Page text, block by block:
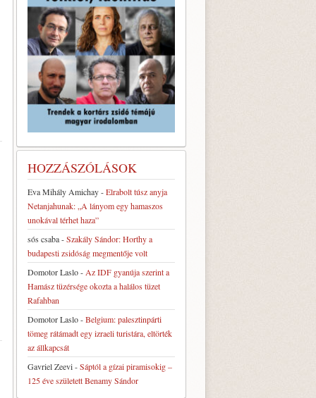
HOZZÁSZÓLÁSOK
Eva Mihály Amichay-Elrabolt túsz anyja
Netanjahunak: „A lányom egy hamaszos
unokával térhet haza”
sós csaba-Szakály Sándor: Horthy a
budapesti zsidóság megmentője volt
Domotor Laslo- Az IDF gyanúja szerint a
Hamász tüzérsége okozta a halálos tüzet
Rafahban
Domotor Laslo-Belgium: palesztinpárti
tömeg rátámadt egy izraeli turistára, eltörték
az állkapcsát
Gavriel Zeevi-Sáptól a gízai piramisokig –
125 éve született Benamy Sándor